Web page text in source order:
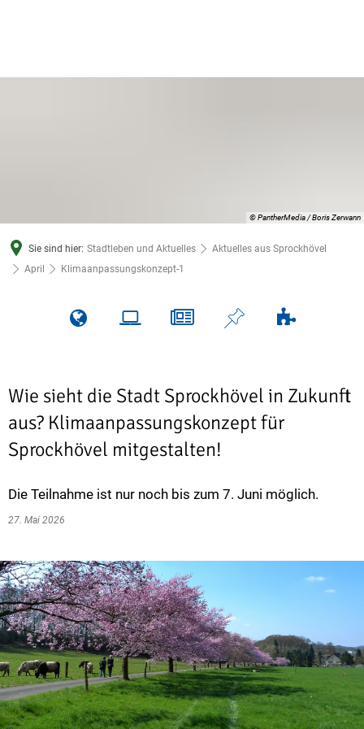
© PantherMedia / Boris Zerwann
Sie sind hier: Stadtleben und Aktuelles
Aktuelles aus Sprockhövel
April
Klimaanpassungskonzept-1
Wie sieht die Stadt Sprockhövel in Zukunft
aus? Klimaanpassungskonzept für
Sprockhövel mitgestalten!
Die Teilnahme ist nur noch bis zum 7. Juni möglich.
27. Mai 2026